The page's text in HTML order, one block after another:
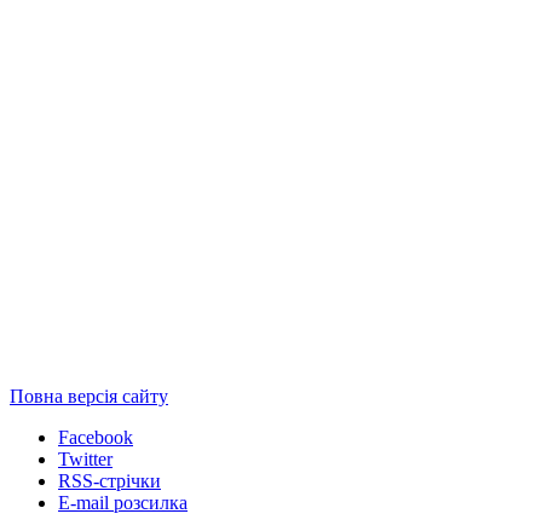
Повна версія сайту
Facebook
Twitter
RSS-стрічки
E-mail розсилка